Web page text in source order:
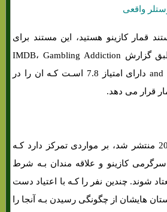
واقعی
قمار کازینو هستید، این مستند برای
شـما مناسب اسـت. طبق گزارش IMDB، Gambling Addiction
and Me – The Real Hustler دارای امتیاز 7.8 اسـت کـه ان را در
قرار می دهد.
این سند کـه درسال 2012 منتشر شد، بر مواردی تمرکز دارد کـه
کازینو و علاقه مندان بـه شرط
شوند. چندین نفر را کـه با اعتیاد دست
هایشان از چگونگی رسیدن بـه آنجا را